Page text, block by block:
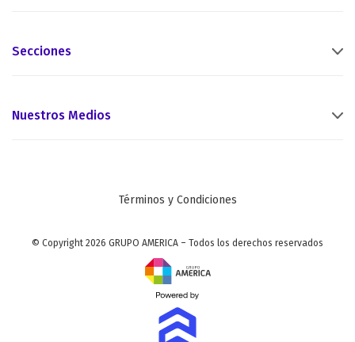
Secciones
Nuestros Medios
Términos y Condiciones
© Copyright 2026 GRUPO AMERICA – Todos los derechos reservados